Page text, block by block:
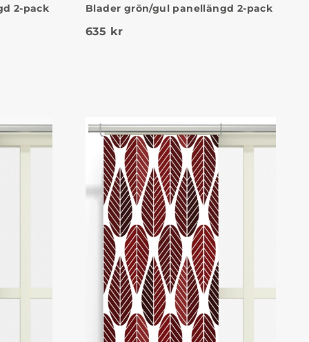
2-pack Blader grön/gul panellängd 2-pack
635 kr